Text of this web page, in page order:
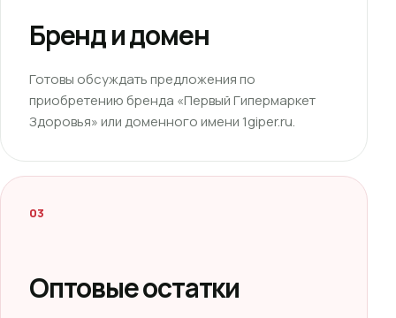
Бренд и домен
Готовы обсуждать предложения по
приобретению бренда «Первый Гипермаркет
Здоровья» или доменного имени 1giper.ru.
03
Оптовые остатки